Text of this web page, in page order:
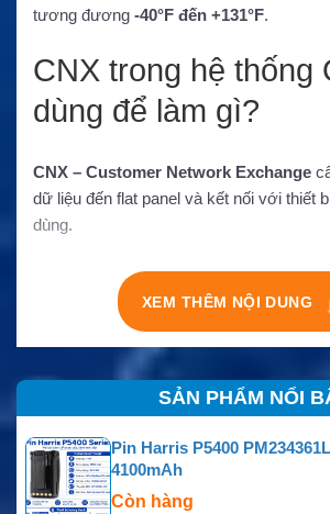
tương đương -40°F đến +131°F.
CNX trong hệ thống
dùng để làm gì?
CNX – Customer Network Exchange
dữ liệu đến flat panel và kết nối với thiết
dùng.
XEM THÊM NỘI DUNG
SẢN PHẨM NỔI
Pin Harris P5400
4100mAh
Còn hàng